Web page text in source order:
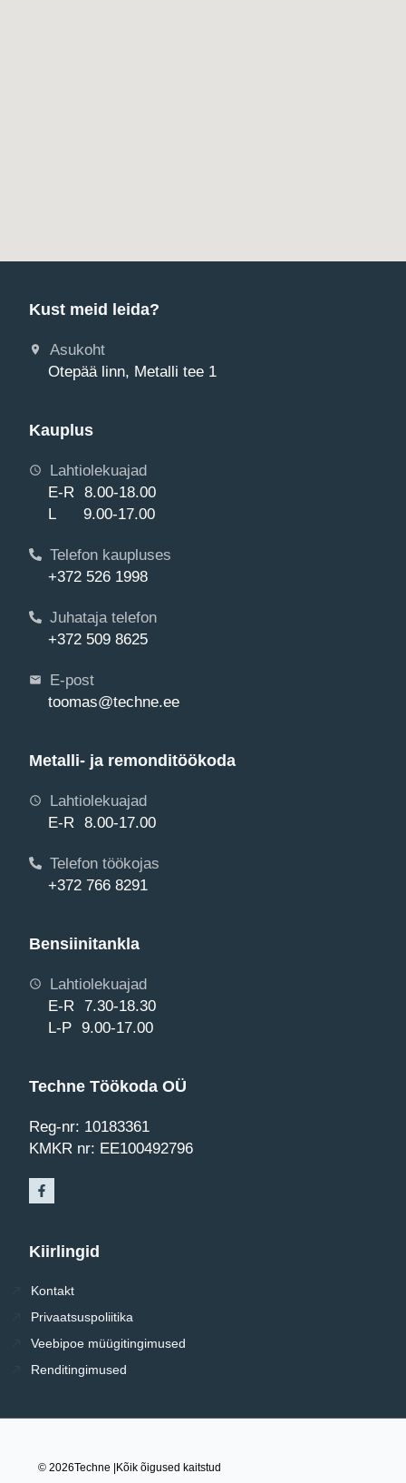
Kust meid leida?
Asukoht
Otepää linn, Metalli tee 1
Kauplus
Lahtiolekuajad
E-R 8.00-18.00
L 9.00-17.00
Telefon kaupluses
+372 526 1998
Juhataja telefon
+372 509 8625
E-post
toomas@techne.ee
Metalli- ja remonditöökoda
Lahtiolekuajad
E-R 8.00-17.00
Telefon töökojas
+372 766 8291
Bensiinitankla
Lahtiolekuajad
E-R 7.30-18.30
L-P 9.00-17.00
Techne Töökoda OÜ
Reg-nr: 10183361
KMKR nr: EE100492796
Kiirlingid
Kontakt
Privaatsuspoliitika
Veebipoe müügitingimused
Renditingimused
© 2026Techne | Kõik õigused kaitstud